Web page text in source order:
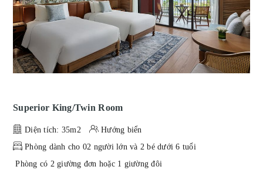
Superior King/Twin Room
Diện tích: 35m2
Hướng biển
Phòng dành cho 02 người lớn và 2 bé dưới 6 tuổi
Phòng có 2 giường đơn hoặc 1 giường đôi